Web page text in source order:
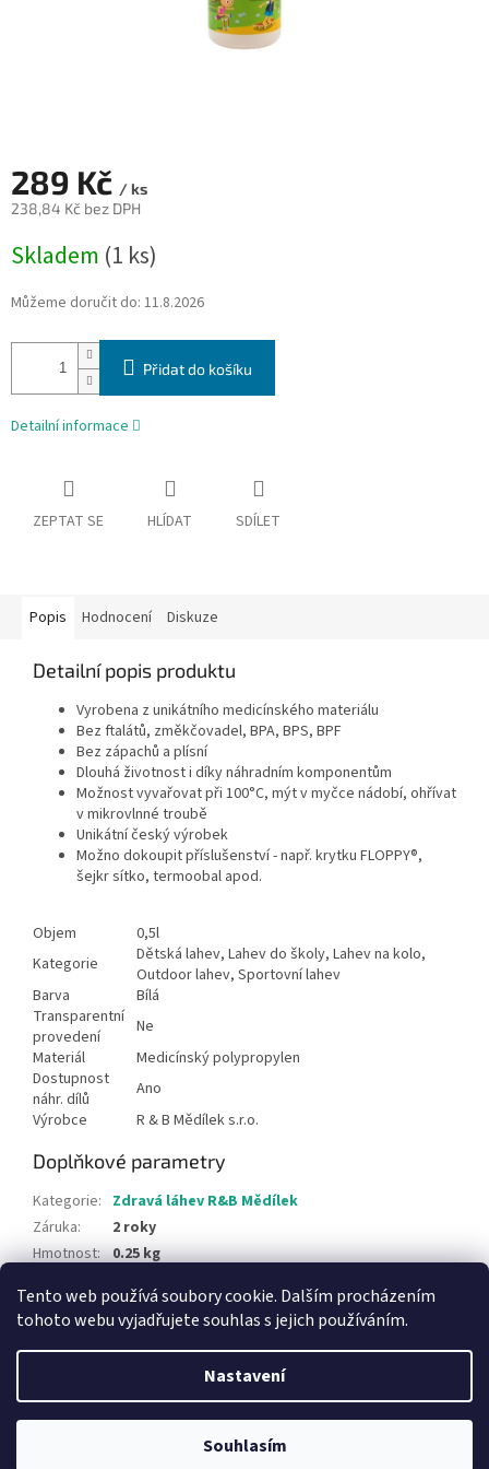
Tento web používá soubory cookie. Dalším procházením
tohoto webu vyjadřujete souhlas s jejich používáním.
Nastavení
Souhlasím
289 Kč / ks
238,84 Kč bez DPH
cena:
Skladem (1 ks)
Můžeme doručit do: 11.8.2026
Přidat do košíku
Detailní informace
ZEPTAT SE HLÍDAT SDÍLET
Popis Hodnocení Diskuze
Detailní popis produktu
Vyrobena z unikátního medicínského materiálu
Bez ftalátů, změkčovadel, BPA, BPS, BPF
Bez zápachů a plísní
Dlouhá životnost i díky náhradním komponentům
Možnost vyvařovat při 100°C, mýt v myčce nádobí, ohřívat
v mikrovlnné troubě
Unikátní český výrobek
Možno dokoupit příslušenství - např. krytku FLOPPY®,
šejkr sítko, termoobal apod.
Objem
0,5l
Kategorie
Dětská lahev, Lahev do školy, Lahev na kolo,
Outdoor lahev, Sportovní lahev
Barva
Bílá
Transparentní
provedení
Ne
Materiál
Medicínský polypropylen
Dostupnost
náhr. dílů
Ano
Výrobce
R & B Mědílek s.r.o.
Doplňkové parametry
Kategorie: Zdravá láhev R&B Mědílek
Záruka:
2 roky
Hmotnost: 0.25 kg
Copyright 2026az-kuchyn.cz, zavato.cz. Všechna práva
vyhrazena.